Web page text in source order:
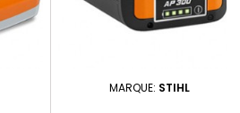
MARQUE: STIHL